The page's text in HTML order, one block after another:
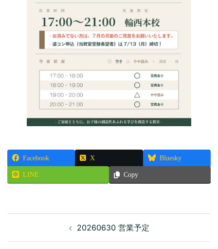
Facebook X Bluesky
LINE Copy
ナ
20260630 営業予定